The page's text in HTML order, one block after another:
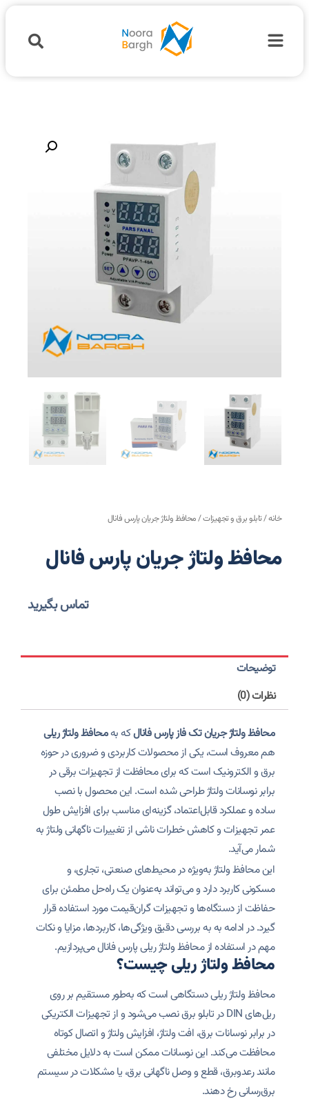
خانه/تابلو برق و تجهیزات/ محافظ ولتاژ جریان پارس فانال
محافظ ولتاژ جریان پارس فانال
تماس بگیرید
توضیحات
نظرات (0)
محافظ ولتاژ جریان تک فازپارس فانالکه بهمحافظ ولتاژ ریلی
هم معروف است، یکی از محصولات کاربردی و ضروری در حوزه
برق و الکترونیک است که برای محافظت از تجهیزات برقی در
برابر نوسانات ولتاژ طراحی شده است. این محصول با نصب
ساده و عملکرد قابل‌اعتماد، گزینه‌ای مناسب برای افزایش طول
عمر تجهیزات و کاهش خطرات ناشی از تغییرات ناگهانی ولتاژ به
شمار می‌آید.
این محافظ ولتاژ به‌ویژه در محیط‌های صنعتی، تجاری، و
مسکونی کاربرد دارد و می‌تواند به‌عنوان یک راه‌حل مطمئن برای
حفاظت از دستگاه‌ها و تجهیزات گران‌قیمت مورد استفاده قرار
گیرد. در ادامه به به بررسی دقیق ویژگی‌ها، کاربردها، مزایا و نکات
مهم در استفاده از محافظ ولتاژ ریلی پارس فانال می‌پردازیم.
محافظ ولتاژ ریلی چیست؟
محافظ ولتاژ ریلی دستگاهی است که به‌طور مستقیم بر روی
ریل‌های DIN در تابلو برق نصب می‌شود و از تجهیزات الکتریکی
در برابر نوسانات برق، افت ولتاژ، افزایش ولتاژ و اتصال کوتاه
محافظت می‌کند. این نوسانات ممکن است به دلایل مختلفی
مانند رعدوبرق، قطع و وصل ناگهانی برق، یا مشکلات در سیستم
برق‌رسانی رخ دهند.